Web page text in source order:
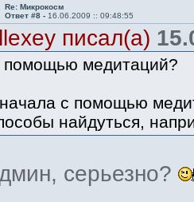
Re: Микрокосм
Ответ #8 - 16.06.2009 :: 09:48:55
писал(а)
медитаций?
с помощью
найдуться,
серьезно?